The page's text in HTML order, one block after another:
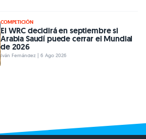
COMPETICIÓN
El WRC decidirá en septiembre si
Arabia Saudí puede cerrar el Mundial
de 2026
Iván Fernández | 6 Ago 2026